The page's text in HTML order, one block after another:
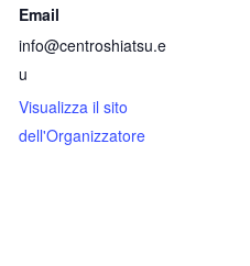
Email
info@centroshiatsu.e
u
Visualizza il sito
dell'Organizzatore